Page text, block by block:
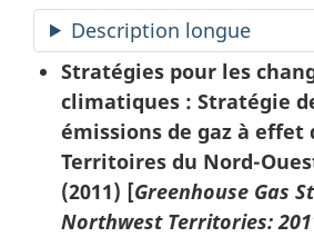
Description longue
Stratégies pour les
climatiques : Stratégie
émissions de gaz à effet
Territoires du Nord-
(2011) [Greenhouse Gas
Northwest Territories: